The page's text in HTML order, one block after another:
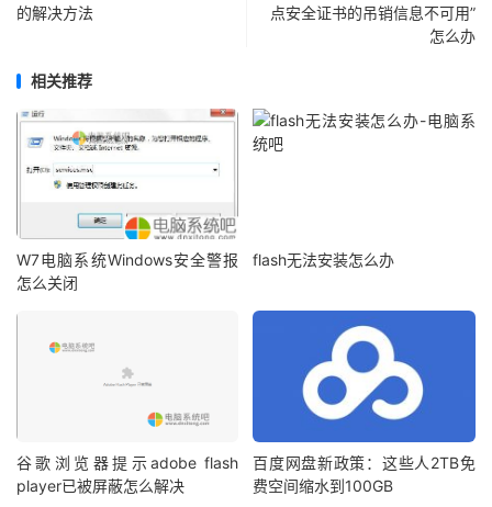
的解决方法
点安全证书的吊销信息不可用”
怎么办
相关推荐
W7电脑系统Windows安全警报
怎么关闭
flash无法安装怎么办
谷歌浏览器提示adobe flash
player已被屏蔽怎么解决
百度网盘新政策：这些人2TB免
费空间缩水到100GB